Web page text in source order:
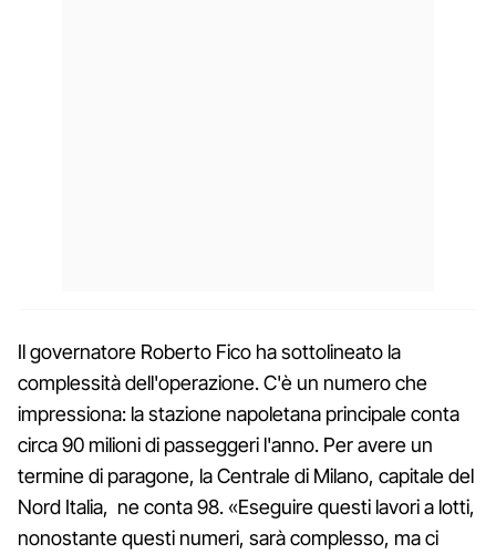
Il governatore Roberto Fico ha sottolineato la
complessità dell'operazione. C'è un numero che
impressiona: la stazione napoletana principale conta
circa 90 milioni di passeggeri l'anno. Per avere un
termine di paragone, la Centrale di Milano, capitale del
Nord Italia, ne conta 98. «Eseguire questi lavori a lotti,
nonostante questi numeri, sarà complesso, ma ci